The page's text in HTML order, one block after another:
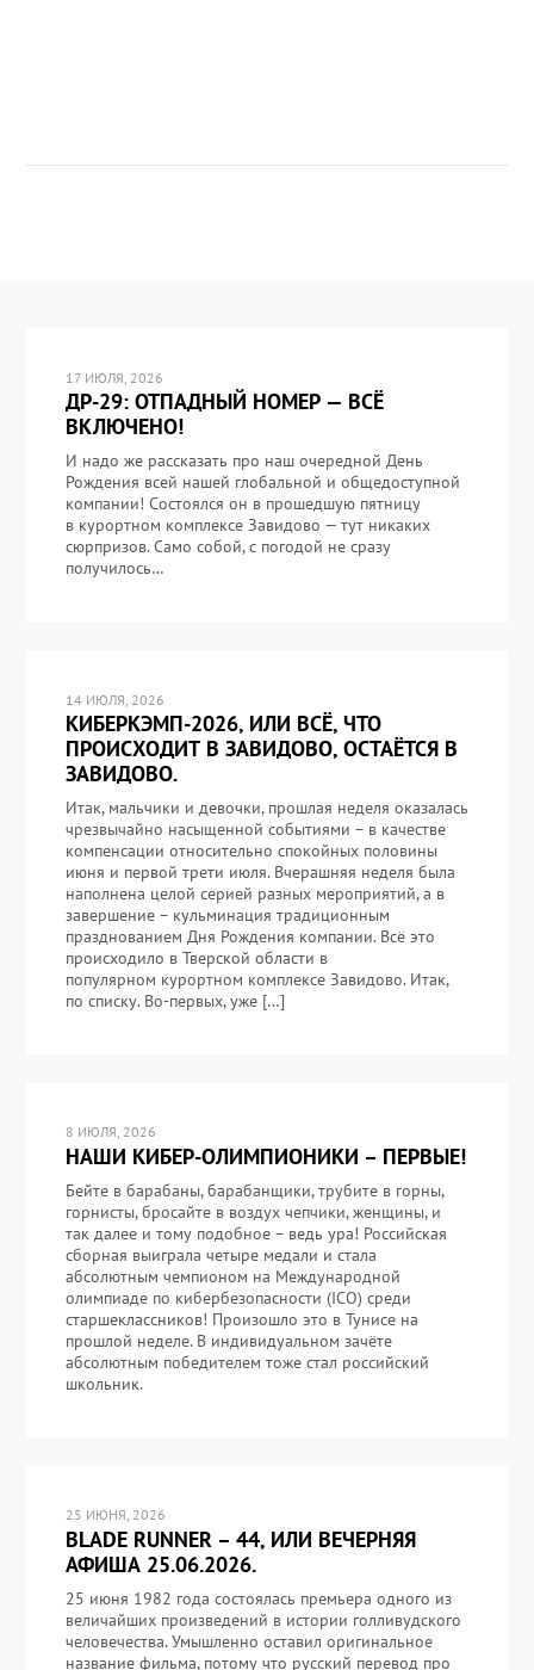
17 ИЮЛЯ, 2026
ДР-29: ОТПАДНЫЙ НОМЕР — ВСЁ
ВКЛЮЧЕНО!
И надо же рассказать про наш очередной День
Рождения всей нашей глобальной и общедоступной
компании! Состоялся он в прошедшую пятницу
в курортном комплексе Завидово — тут никаких
сюрпризов. Само собой, с погодой не сразу
получилось…
14 ИЮЛЯ, 2026
КИБЕРКЭМП-2026, ИЛИ ВСЁ, ЧТО
ПРОИСХОДИТ В ЗАВИДОВО, ОСТАЁТСЯ В
ЗАВИДОВО.
Итак, мальчики и девочки, прошлая неделя оказалась
чрезвычайно насыщенной событиями – в качестве
компенсации относительно спокойных половины
июня и первой трети июля. Вчерашняя неделя была
наполнена целой серией разных мероприятий, а в
завершение – кульминация традиционным
празднованием Дня Рождения компании. Всё это
происходило в Тверской области в
популярном курортном комплексе Завидово. Итак,
по списку. Во-первых, уже […]
8 ИЮЛЯ, 2026
НАШИ КИБЕР-ОЛИМПИОНИКИ – ПЕРВЫЕ!
Бейте в барабаны, барабанщики, трубите в горны,
горнисты, бросайте в воздух чепчики, женщины, и
так далее и тому подобное – ведь ура! Российская
сборная выиграла четыре медали и стала
абсолютным чемпионом на Международной
олимпиаде по кибербезопасности (ICO) среди
старшеклассников! Произошло это в Тунисе на
прошлой неделе. В индивидуальном зачёте
абсолютным победителем тоже стал российский
школьник.
25 ИЮНЯ, 2026
BLADE RUNNER – 44, ИЛИ ВЕЧЕРНЯЯ
АФИША 25.06.2026.
25 июня 1982 года состоялась премьера одного из
величайших произведений в истории голливудского
человечества. Умышленно оставил оригинальное
название фильма, потому что русский перевод про